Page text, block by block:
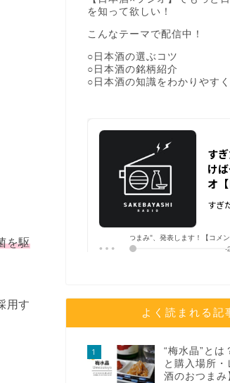
を駆
用す
を知って欲しい！
こんなテーマで配信中！
○日本酒の選ぶコツ
○日本酒の銘柄紹介
○日本酒の知識をわかりやす
よく読まれる記
1
“梅水晶”とは
と購入場所
酒のおつまみ